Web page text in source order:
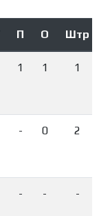
П О Штр
1 1 1
- 0 2
- - -